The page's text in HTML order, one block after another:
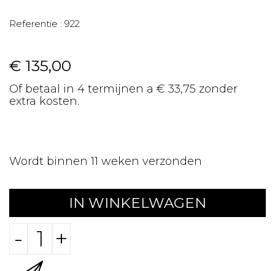
Referentie : 922
€ 135,00
Of betaal in 4 termijnen a € 33,75 zonder
extra kosten.
Wordt binnen 11 weken verzonden
IN WINKELWAGEN
- +